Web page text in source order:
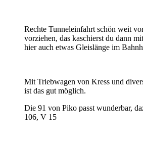
Rechte Tunneleinfahrt schön weit
vorziehen, das kaschierst du dann
hier auch etwas Gleislänge im
Mit Triebwagen von Kress und
ist das gut möglich.
Die 91 von Piko passt wunderbar,
106, V 15